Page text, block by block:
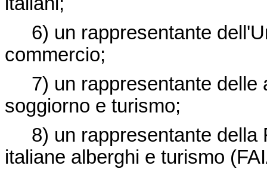
6) un rappresentante
commercio;
7) un rappresentante delle
soggiorno e turismo;
8) un rappresentante della
italiane alberghi e turismo